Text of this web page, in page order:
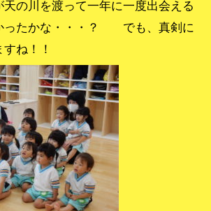
の川を渡って一年に一度出会える
ったかな・・・？ でも、真剣に
ね！！